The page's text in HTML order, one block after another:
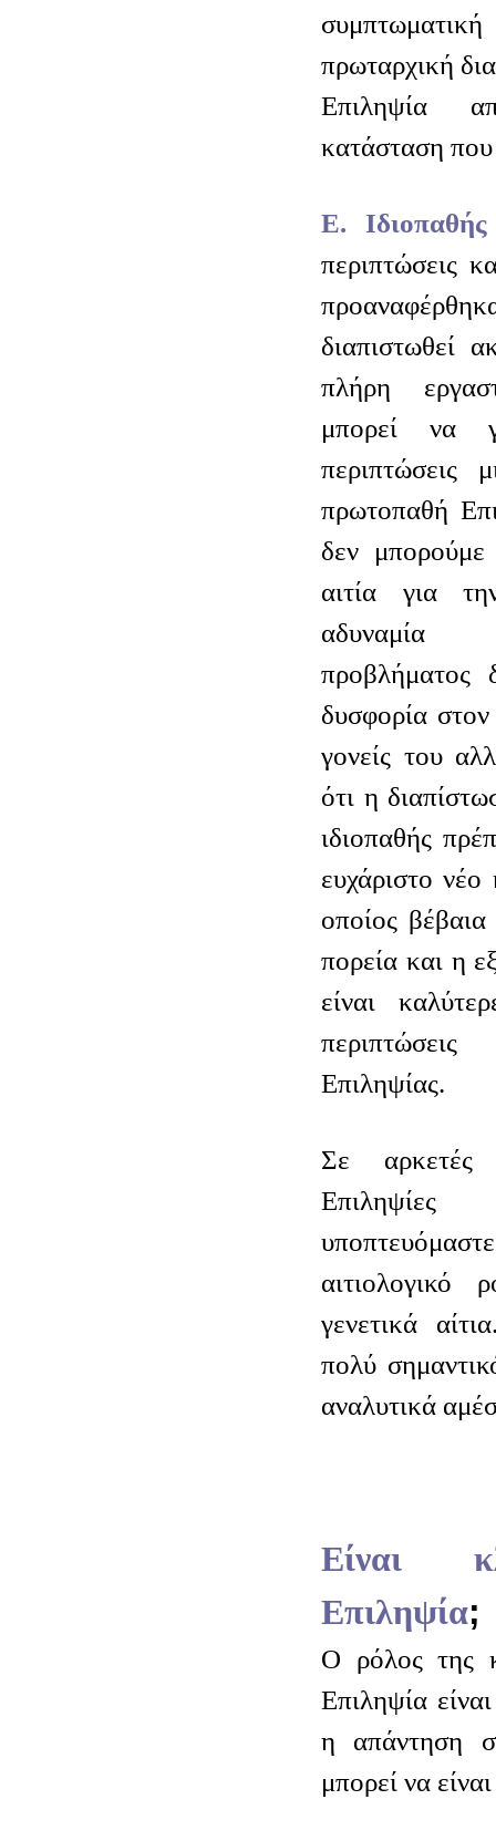
πρωταρχική
Επιληψία
κατάσταση που
Ε. Ιδιοπαθής
περιπτώσεις
διαπιστωθεί
πλήρη
μπορεί να
περιπτώσεις
πρωτοπαθή
δεν μπορούμε
αιτία για
αδυναμία
προβλήματος
δυσφορία
γονείς του
ότι η
ιδιοπαθής
ευχάριστο
οποίος βέβαια
πορεία και η
είναι
Επιληψίας.
Σε αρκετές
αιτιολογικό
γενετικά
πολύ
αναλυτικά
Είναι
Επιληψία;
Ο ρόλος της
Επιληψία
η απάντηση
μπορεί να